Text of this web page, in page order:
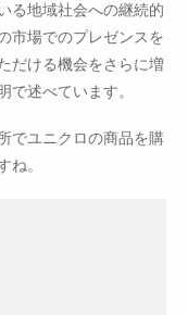
る地域社会への継続的
市場でのプレゼンスを
だける機会をさらに増
で述べています。
でユニクロの商品を購
ね。